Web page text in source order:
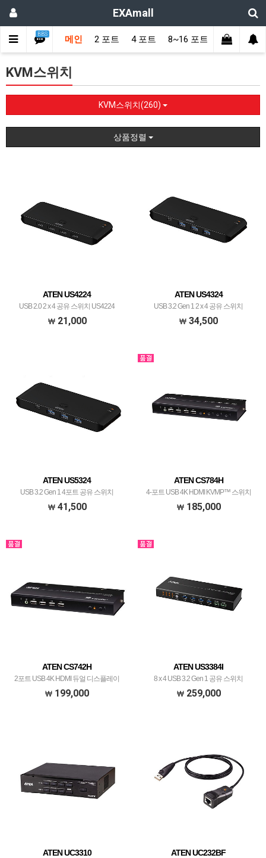
EXAmall
BBS
메인 2 포트 4 포트 8~16 포트 16 포트 ~
KVM스위치
KVM스위치(260)
상품정렬
ATEN US4224
USB 2.0 2 x 4 공유 스위치 US4224
21,000
ATEN US4324
USB 3.2 Gen 1 2 x 4 공유 스위치
34,500
ATEN US5324
USB 3.2 Gen 1 4포트 공유 스위치
41,500
ATEN CS784H
4-포트 USB 4K HDMI KVMP™ 스위치
185,000
ATEN CS742H
2포트 USB 4K HDMI 듀얼 디스플레이
KVMP™ 스위치
199,000
ATEN US3384I
8 x 4 USB 3.2 Gen 1 공유 스위치
259,000
ATEN UC3310 ATEN UC232BF